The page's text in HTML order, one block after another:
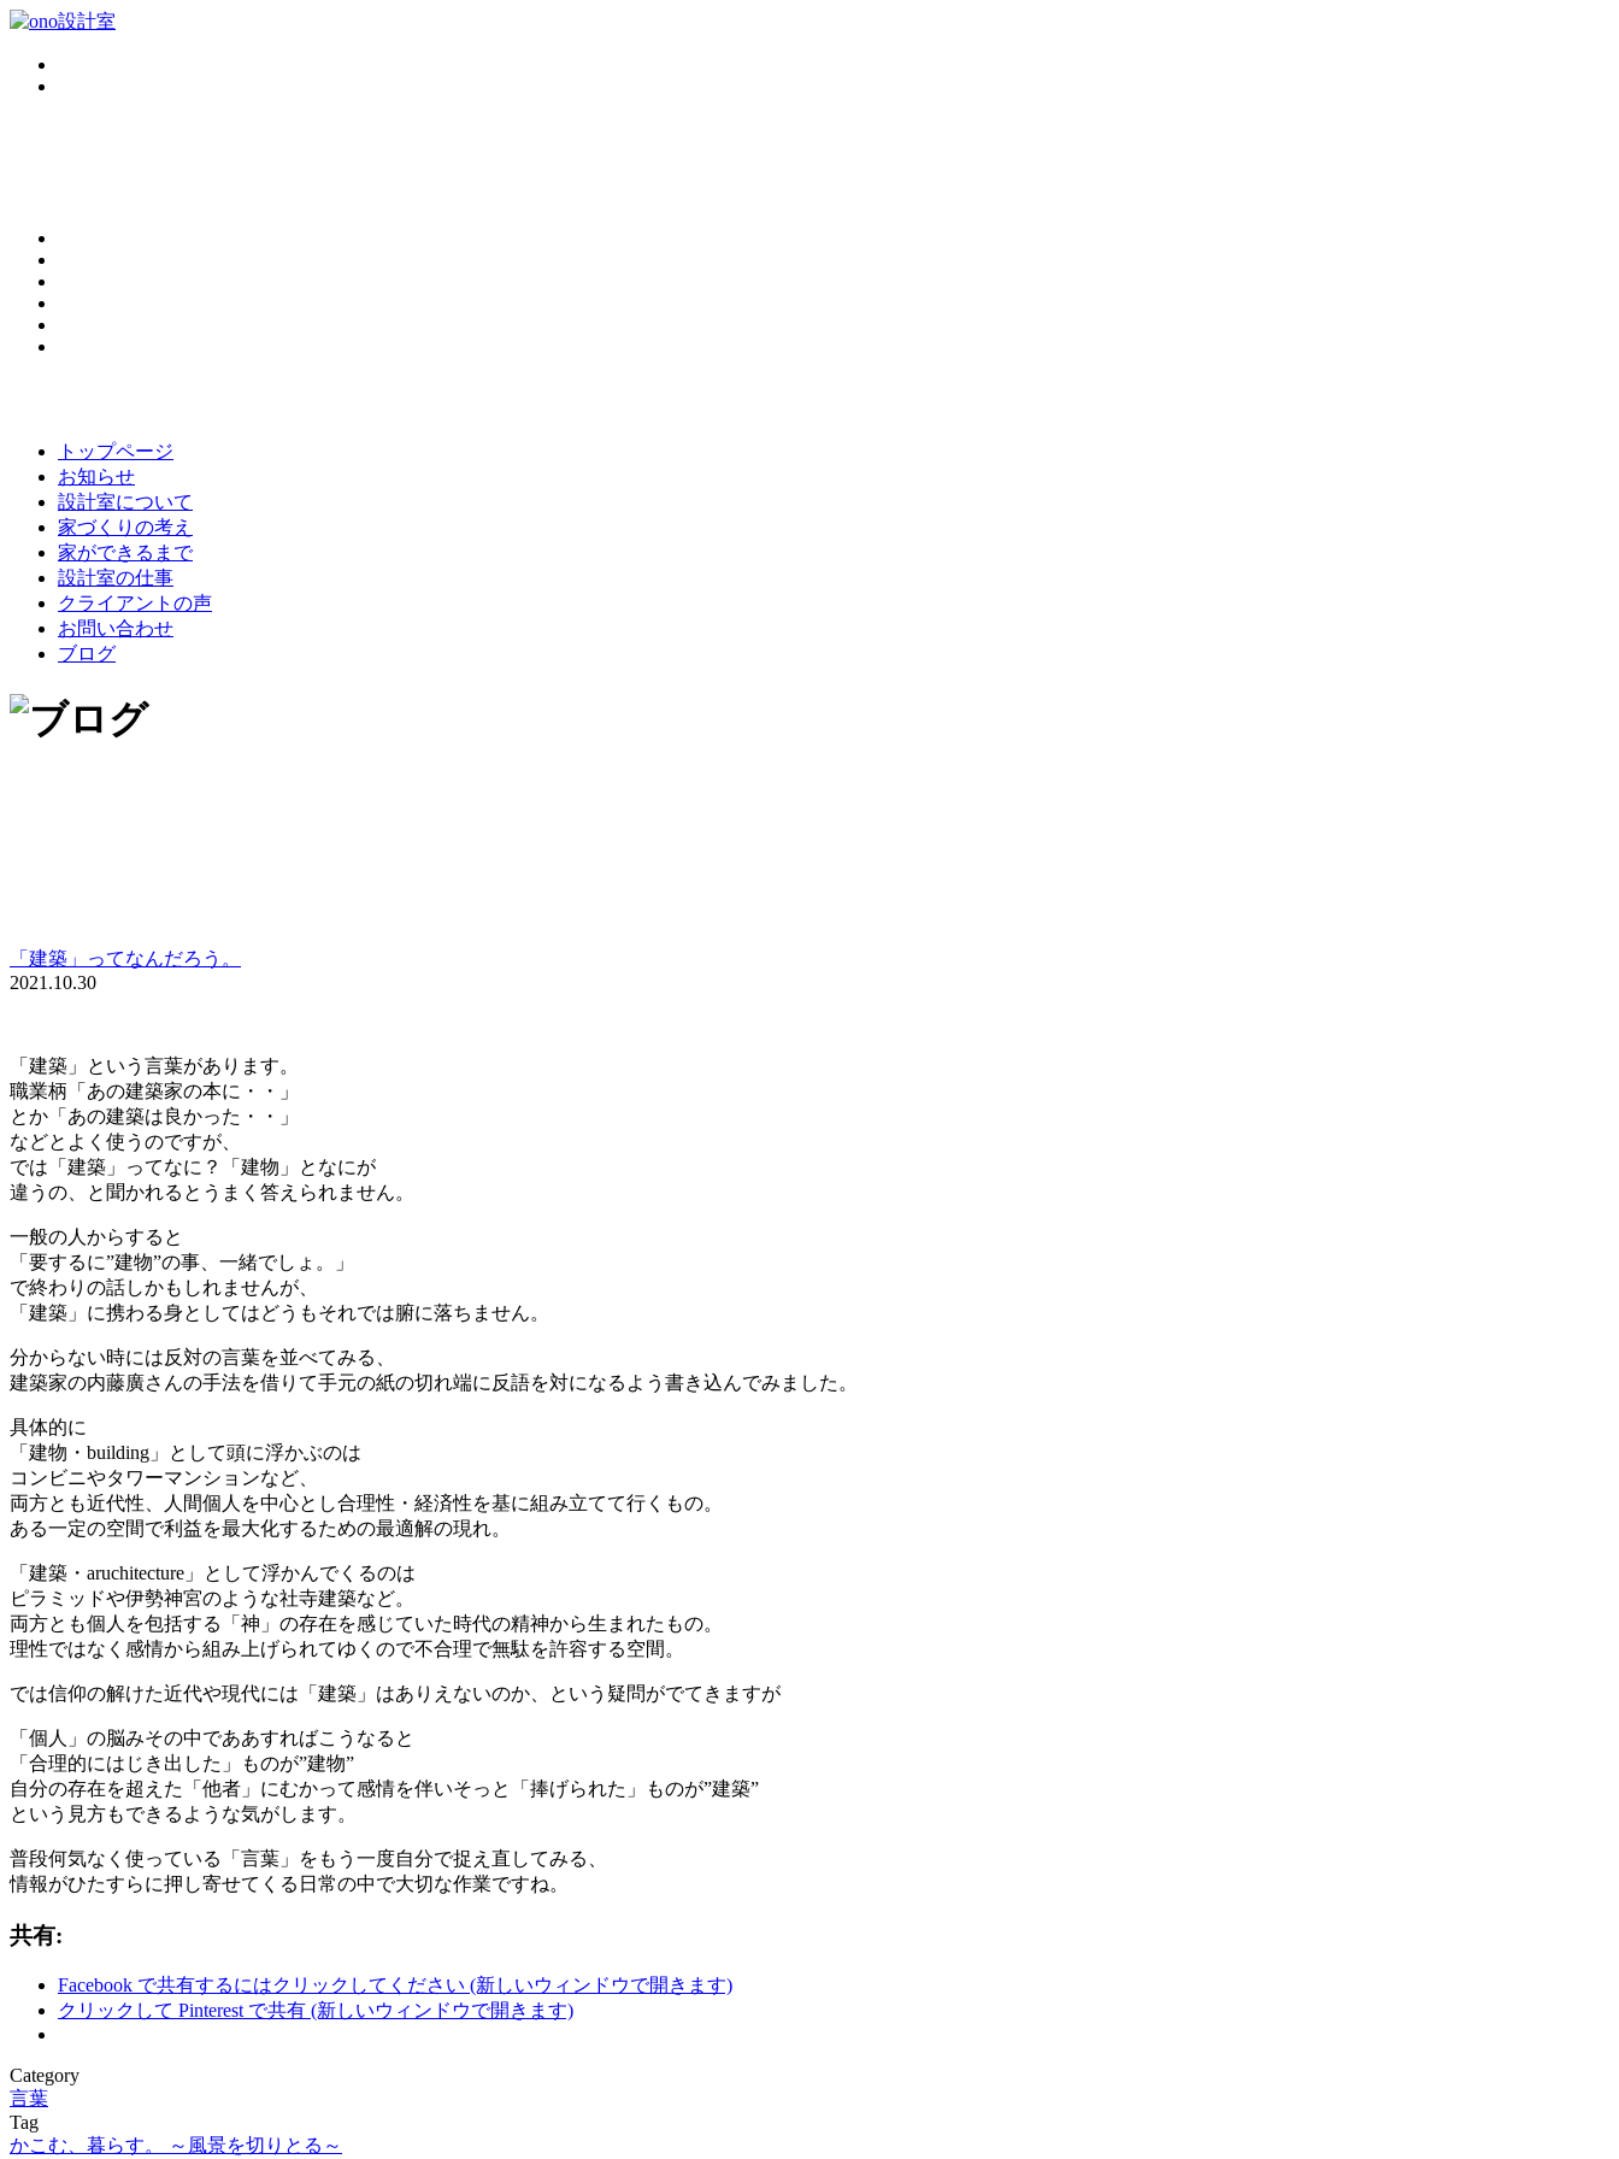
トップページ
お知らせ
設計室について
家づくりの考え
家ができるまで
設計室の仕事
クライアントの声
お問い合わせ
ブログ
「建築」ってなんだろう。
2021.10.30
「建築」という言葉があります。
職業柄「あの建築家の本に・・」
とか「あの建築は良かった・・」
などとよく使うのですが、
では「建築」ってなに？「建物」となにが
違うの、と聞かれるとうまく答えられません。
一般の人からすると
「要するに”建物”の事、一緒でしょ。」
で終わりの話しかもしれませんが、
「建築」に携わる身としてはどうもそれでは腑に落ちません。
分からない時には反対の言葉を並べてみる、
建築家の内藤廣さんの手法を借りて手元の紙の切れ端に反語を対になるよう書き込んでみました。
具体的に
「建物・building」として頭に浮かぶのは
コンビニやタワーマンションなど、
両方とも近代性、人間個人を中心とし合理性・経済性を基に組み立てて行くもの。
ある一定の空間で利益を最大化するための最適解の現れ。
「建築・aruchitecture」として浮かんでくるのは
ピラミッドや伊勢神宮のような社寺建築など。
両方とも個人を包括する「神」の存在を感じていた時代の精神から生まれたもの。
理性ではなく感情から組み上げられてゆくので不合理で無駄を許容する空間。
では信仰の解けた近代や現代には「建築」はありえないのか、という疑問がでてきますが
「個人」の脳みその中でああすればこうなると
「合理的にはじき出した」ものが”建物”
自分の存在を超えた「他者」にむかって感情を伴いそっと「捧げられた」ものが”建築”
という見方もできるような気がします。
普段何気なく使っている「言葉」をもう一度自分で捉え直してみる、
情報がひたすらに押し寄せてくる日常の中で大切な作業ですね。
共有:
Facebook で共有するにはクリックしてください (新しいウィンドウで開きます)
クリックして Pinterest で共有 (新しいウィンドウで開きます)
Category
言葉
Tag
かこむ、暮らす。 ～風景を切りとる～